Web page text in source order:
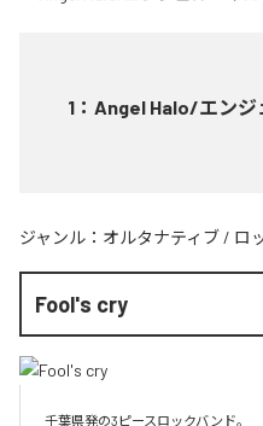
1 ： Angel Halo/エンジ
ジャンル： オルタナティブ / ロ
Fool's cry
千葉県発の3ピースロックバンド。